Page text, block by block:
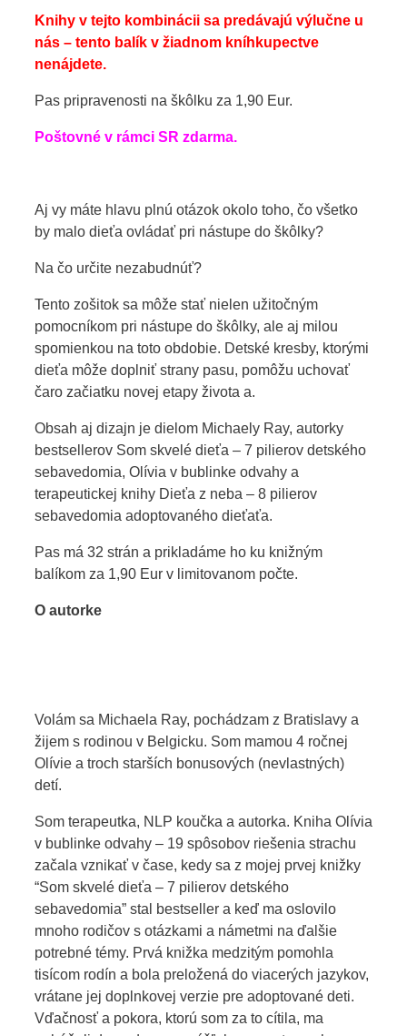
Knihy v tejto kombinácii sa predávajú výlučne u
nás – tento balík v žiadnom kníhkupectve
nenájdete.
Pas pripravenosti na škôlku za 1,90 Eur.
Poštovné v rámci SR zdarma.
Aj vy máte hlavu plnú otázok okolo toho, čo všetko
by malo dieťa ovládať pri nástupe do škôlky?
Na čo určite nezabudnúť?
Tento zošitok sa môže stať nielen užitočným
pomocníkom pri nástupe do škôlky, ale aj milou
spomienkou na toto obdobie. Detské kresby, ktorými
dieťa môže doplniť strany pasu, pomôžu uchovať
čaro začiatku novej etapy života a.
Obsah aj dizajn je dielom Michaely Ray, autorky
bestsellerov Som skvelé dieťa – 7 pilierov detského
sebavedomia, Olívia v bublinke odvahy a
terapeutickej knihy Dieťa z neba – 8 pilierov
sebavedomia adoptovaného dieťaťa.
Pas má 32 strán a prikladáme ho ku knižným
balíkom za 1,90 Eur v limitovanom počte.
O autorke
Volám sa Michaela Ray, pochádzam z Bratislavy a
žijem s rodinou v Belgicku. Som mamou 4 ročnej
Olívie a troch starších bonusových (nevlastných)
detí.
Som terapeutka, NLP koučka a autorka. Kniha Olívia
v bublinke odvahy – 19 spôsobov riešenia strachu
začala vznikať v čase, kedy sa z mojej prvej knižky
“Som skvelé dieťa – 7 pilierov detského
sebavedomia” stal bestseller a keď ma oslovilo
mnoho rodičov s otázkami a námetmi na ďalšie
potrebné témy. Prvá knižka medzitým pomohla
tisícom rodín a bola preložená do viacerých jazykov,
vrátane jej doplnkovej verzie pre adoptované deti.
Vďačnosť a pokora, ktorú som za to cítila, ma